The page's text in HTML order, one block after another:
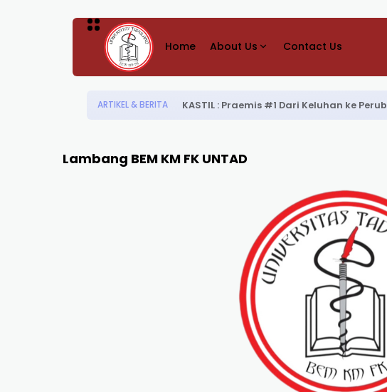
Home About Us Contact Us
ARTIKEL & BERITA KASTIL : Praemis #1 Dari Keluhan ke
Lambang BEM KM FK UNTAD